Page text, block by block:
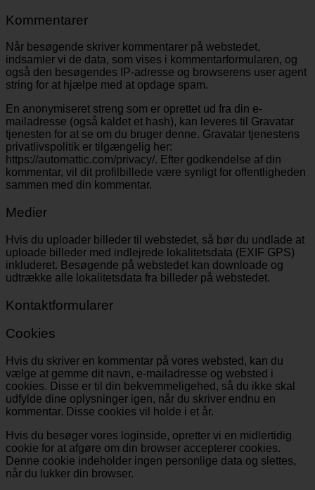
Kommentarer
Når besøgende skriver kommentarer på webstedet,
indsamler vi de data, som vises i kommentarformularen, og
også den besøgendes IP-adresse og browserens user agent
string for at hjælpe med at opdage spam.
En anonymiseret streng som er oprettet ud fra din e-
mailadresse (også kaldet et hash), kan leveres til Gravatar
tjenesten for at se om du bruger denne. Gravatar tjenestens
privatlivspolitik er tilgængelig her:
https://automattic.com/privacy/. Efter godkendelse af din
kommentar, vil dit profilbillede være synligt for offentligheden
sammen med din kommentar.
Medier
Hvis du uploader billeder til webstedet, så bør du undlade at
uploade billeder med indlejrede lokalitetsdata (EXIF GPS)
inkluderet. Besøgende på webstedet kan downloade og
udtrække alle lokalitetsdata fra billeder på webstedet.
Kontaktformularer
Cookies
Hvis du skriver en kommentar på vores websted, kan du
vælge at gemme dit navn, e-mailadresse og websted i
cookies. Disse er til din bekvemmeligehed, så du ikke skal
udfylde dine oplysninger igen, når du skriver endnu en
kommentar. Disse cookies vil holde i et år.
Hvis du besøger vores loginside, opretter vi en midlertidig
cookie for at afgøre om din browser accepterer cookies.
Denne cookie indeholder ingen personlige data og slettes,
når du lukker din browser.